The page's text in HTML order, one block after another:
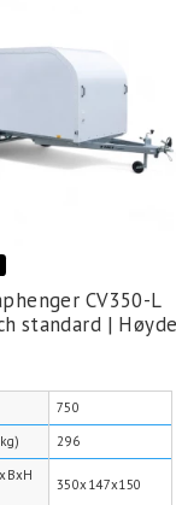
CV350-L
standard | Høyde
750
296
350x147x150